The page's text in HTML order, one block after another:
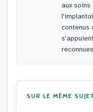
aux soins
contenus
SUR LE MÊME